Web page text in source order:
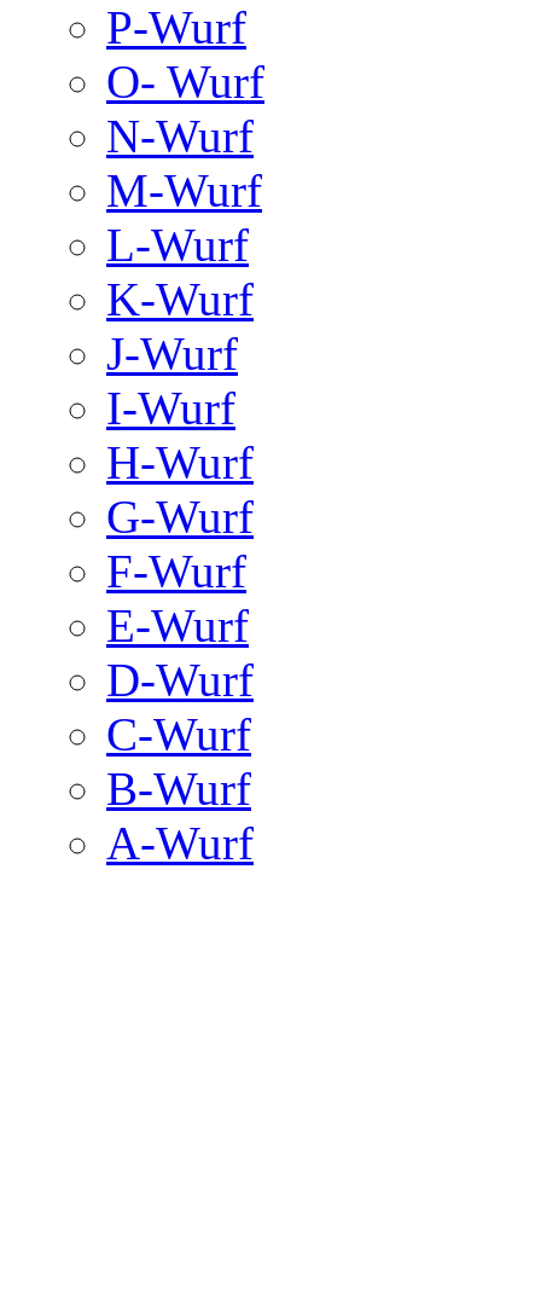
P-Wurf
O- Wurf
N-Wurf
M-Wurf
L-Wurf
K-Wurf
J-Wurf
I-Wurf
H-Wurf
G-Wurf
F-Wurf
E-Wurf
D-Wurf
C-Wurf
B-Wurf
A-Wurf